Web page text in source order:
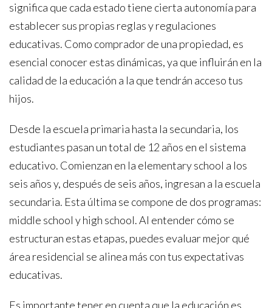
significa que cada estado tiene cierta autonomía para
establecer sus propias reglas y regulaciones
educativas. Como comprador de una propiedad, es
esencial conocer estas dinámicas, ya que influirán en la
calidad de la educación a la que tendrán acceso tus
hijos.
Desde la escuela primaria hasta la secundaria, los
estudiantes pasan un total de 12 años en el sistema
educativo. Comienzan en la elementary school a los
seis años y, después de seis años, ingresan a la escuela
secundaria. Esta última se compone de dos programas:
middle school y high school. Al entender cómo se
estructuran estas etapas, puedes evaluar mejor qué
área residencial se alinea más con tus expectativas
educativas.
Es importante tener en cuenta que la educación es